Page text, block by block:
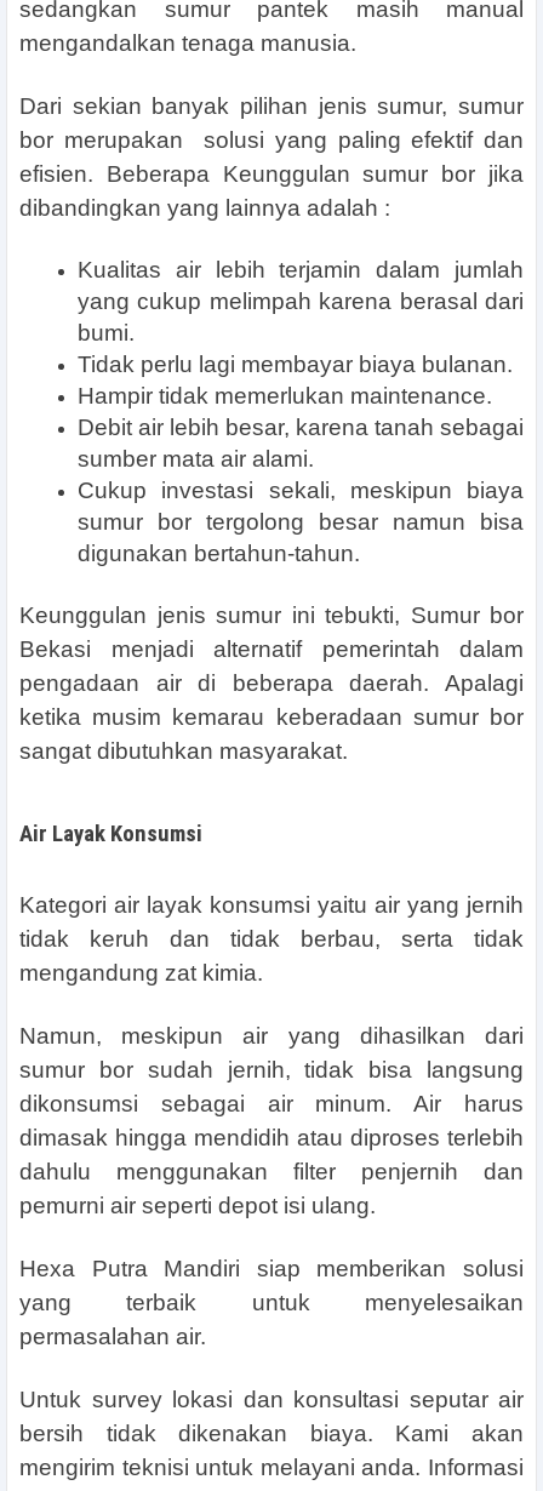
sedangkan sumur pantek masih manual
mengandalkan tenaga manusia.
Dari sekian banyak pilihan jenis sumur, sumur
bor merupakan solusi yang paling efektif dan
efisien. Beberapa Keunggulan sumur bor jika
dibandingkan yang lainnya adalah :
Kualitas air lebih terjamin dalam jumlah
yang cukup melimpah karena berasal dari
bumi.
Tidak perlu lagi membayar biaya bulanan.
Hampir tidak memerlukan maintenance.
Debit air lebih besar, karena tanah sebagai
sumber mata air alami.
Cukup investasi sekali, meskipun biaya
sumur bor tergolong besar namun bisa
digunakan bertahun-tahun.
Keunggulan jenis sumur ini tebukti, Sumur bor
Bekasi menjadi alternatif pemerintah dalam
pengadaan air di beberapa daerah. Apalagi
ketika musim kemarau keberadaan sumur bor
sangat dibutuhkan masyarakat.
Air Layak Konsumsi
Kategori air layak konsumsi yaitu air yang jernih
tidak keruh dan tidak berbau, serta tidak
mengandung zat kimia.
Namun, meskipun air yang dihasilkan dari
sumur bor sudah jernih, tidak bisa langsung
dikonsumsi sebagai air minum. Air harus
dimasak hingga mendidih atau diproses terlebih
dahulu menggunakan filter penjernih dan
pemurni air seperti depot isi ulang.
Hexa Putra Mandiri siap memberikan solusi
yang terbaik untuk menyelesaikan
permasalahan air.
Untuk survey lokasi dan konsultasi seputar air
bersih tidak dikenakan biaya. Kami akan
mengirim teknisi untuk melayani anda. Informasi